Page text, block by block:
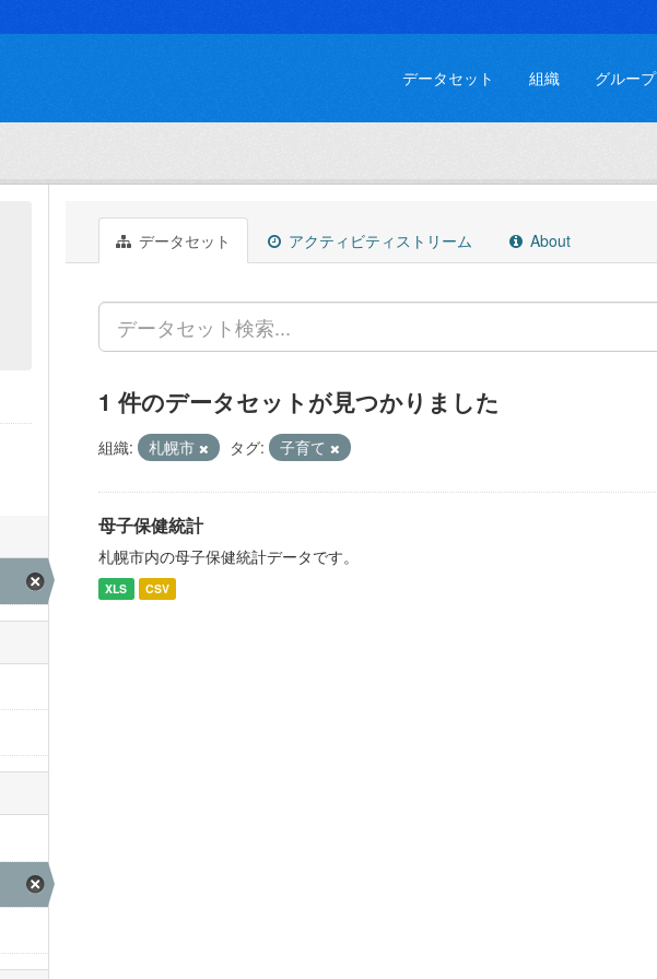
データセット 組織 グループ
データセット アクティビティストリーム About
1 件のデータセットが見つかりました
組織: 札幌市 タグ: 子育て
母子保健統計
札幌市内の母子保健統計データです。
XLS CSV